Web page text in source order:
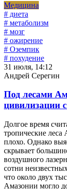
Медицина
# диета
# метаболизм
# мозг
# ожирение
# Оземпик
# похудение
31 июля, 14:12
Андрей Серегин
Под лесами
цивилизации
Долгое время
тропические
плохо. Однако
скрывает
воздушного
сотни
что около двух
Амазонии могло